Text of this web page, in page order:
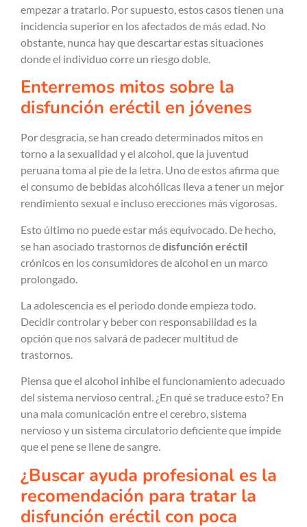
empezar a tratarlo. Por supuesto, estos casos tienen una
incidencia superior en los afectados de más edad. No
obstante, nunca hay que descartar estas situaciones
donde el individuo corre un riesgo doble.
Enterremos mitos sobre la
disfunción eréctil en jóvenes
Por desgracia, se han creado determinados mitos en
torno a la sexualidad y el alcohol, que la juventud
peruana toma al pie de la letra. Uno de estos afirma que
el consumo de bebidas alcohólicas lleva a tener un mejor
rendimiento sexual e incluso erecciones más vigorosas.
Esto último no puede estar más equivocado. De hecho,
se han asociado trastornos dedisfunción eréctil
crónicos en los consumidores de alcohol en un marco
prolongado.
La adolescencia es el periodo donde empieza todo.
Decidir controlar y beber con responsabilidad es la
opción que nos salvará de padecer multitud de
trastornos.
Piensa que el alcohol inhibe el funcionamiento adecuado
del sistema nervioso central. ¿En qué se traduce esto? En
una mala comunicación entre el cerebro, sistema
nervioso y un sistema circulatorio deficiente que impide
que el pene se llene de sangre.
¿Buscar ayuda profesional es la
recomendación para tratar la
disfunción eréctil con poca